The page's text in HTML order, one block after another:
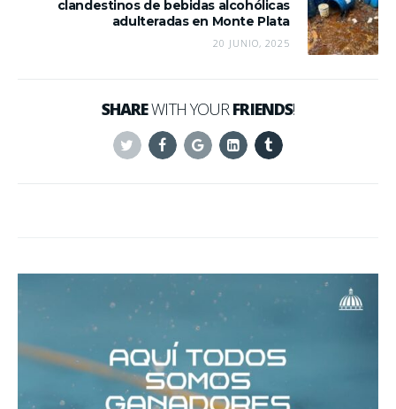
clandestinos de bebidas alcohólicas
adulteradas en Monte Plata
20 JUNIO, 2025
SHAREWITH YOUR FRIENDS!